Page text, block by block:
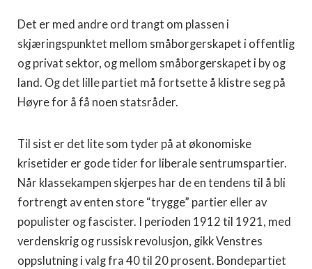
Det er med andre ord trangt om plassen i
skjæringspunktet mellom småborgerskapet i offentlig
og privat sektor, og mellom småborgerskapet i by og
land. Og det lille partiet må fortsette å klistre seg på
Høyre for å få noen statsråder.
Til sist er det lite som tyder på at økonomiske
krisetider er gode tider for liberale sentrumspartier.
Når klassekampen skjerpes har de en tendens til å bli
fortrengt av enten store “trygge” partier eller av
populister og fascister. I perioden 1912 til 1921, med
verdenskrig og russisk revolusjon, gikk Venstres
oppslutning i valg fra 40 til 20 prosent. Bondepartiet